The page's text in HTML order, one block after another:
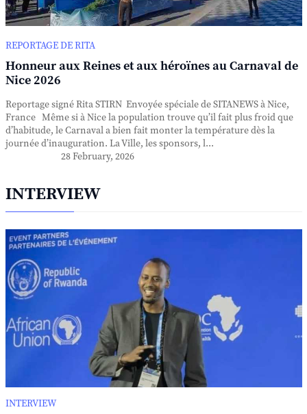
REPORTAGE DE RITA
Honneur aux Reines et aux héroïnes au Carnaval de
Nice 2026
Reportage signé Rita STIRN Envoyée spéciale de SITANEWS à Nice,
France Même si à Nice la population trouve qu’il fait plus froid que
d’habitude, le Carnaval a bien fait monter la température dès la
journée d’inauguration. La Ville, les sponsors, l...
28 February, 2026
INTERVIEW
INTERVIEW